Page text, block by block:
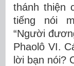
thánh thiện
tiếng nói
“Người
Phaolô VI.
lời bạn nói?